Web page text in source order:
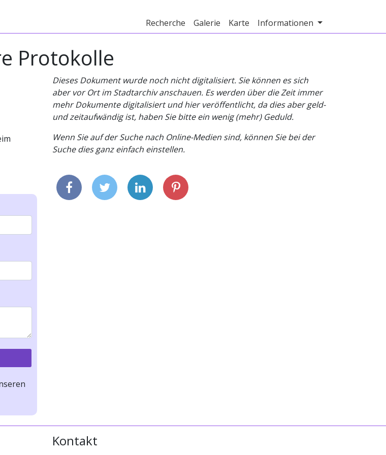
Recherche Galerie Karte Informationen
Protokolle
Dieses Dokument wurde noch nicht digitalisiert. Sie können es sich
aber vor Ort im Stadtarchiv anschauen. Es werden über die Zeit immer
mehr Dokumente digitalisiert und hier veröffentlicht, da dies aber geld-
und zeitaufwändig ist, haben Sie bitte ein wenig (mehr) Geduld.
Wenn Sie auf der Suche nach Online-Medien sind, können Sie bei der
Suche dies ganz einfach einstellen.
Kontakt